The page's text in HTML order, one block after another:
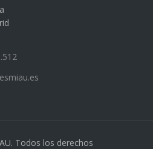
Todos los derechos